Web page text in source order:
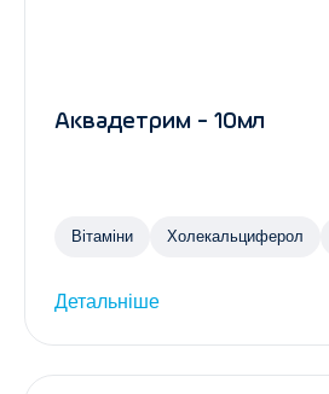
Аквадетрим - 10мл
Вітаміни Холекальциферол
Детальніше